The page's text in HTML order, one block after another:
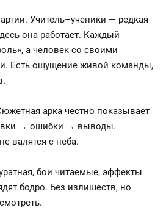
Учитель–ученики — редкая
она работает. Каждый
а человек со своими
Есть ощущение живой команды,
арка честно показывает
→ ошибки → выводы.
валятся с неба.
бои читаемые, эффекты
бодро. Без излишеств, но